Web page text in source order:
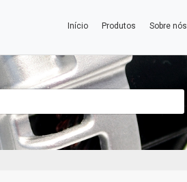
Início Produtos Sobre nós